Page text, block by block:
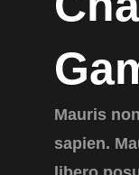
Mauris
sapien.